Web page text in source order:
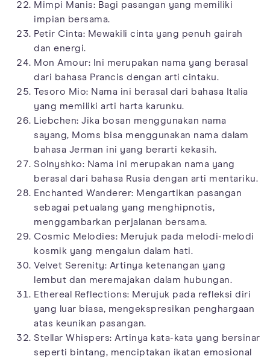
Mimpi Manis: Bagi pasangan yang memiliki
impian bersama.
Petir Cinta: Mewakili cinta yang penuh gairah
dan energi.
Mon Amour: Ini merupakan nama yang berasal
dari bahasa Prancis dengan arti cintaku.
Tesoro Mio: Nama ini berasal dari bahasa Italia
yang memiliki arti harta karunku.
Liebchen: Jika bosan menggunakan nama
sayang, Moms bisa menggunakan nama dalam
bahasa Jerman ini yang berarti kekasih.
Solnyshko: Nama ini merupakan nama yang
berasal dari bahasa Rusia dengan arti mentariku.
Enchanted Wanderer: Mengartikan pasangan
sebagai petualang yang menghipnotis,
menggambarkan perjalanan bersama.
Cosmic Melodies: Merujuk pada melodi-melodi
kosmik yang mengalun dalam hati.
Velvet Serenity: Artinya ketenangan yang
lembut dan meremajakan dalam hubungan.
Ethereal Reflections: Merujuk pada refleksi diri
yang luar biasa, mengekspresikan penghargaan
atas keunikan pasangan.
Stellar Whispers: Artinya kata-kata yang bersinar
seperti bintang, menciptakan ikatan emosional